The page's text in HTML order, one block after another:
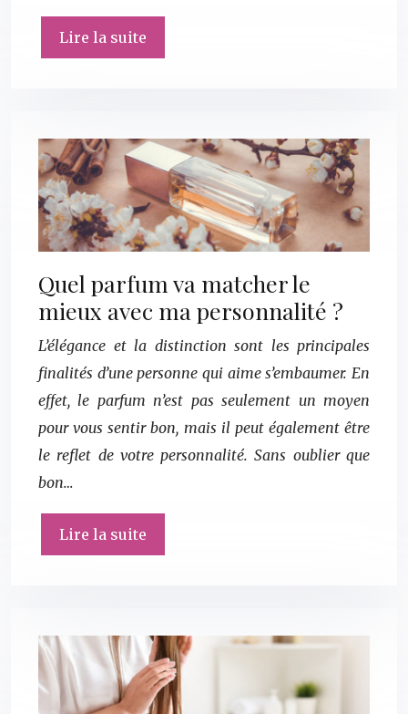
Lire la suite
Quel parfum va matcher le
mieux avec ma personnalité ?
L’élégance et la distinction sont les principales
finalités d’une personne qui aime s’embaumer. En
effet, le parfum n’est pas seulement un moyen
pour vous sentir bon, mais il peut également être
le reflet de votre personnalité. Sans oublier que
bon…
Lire la suite